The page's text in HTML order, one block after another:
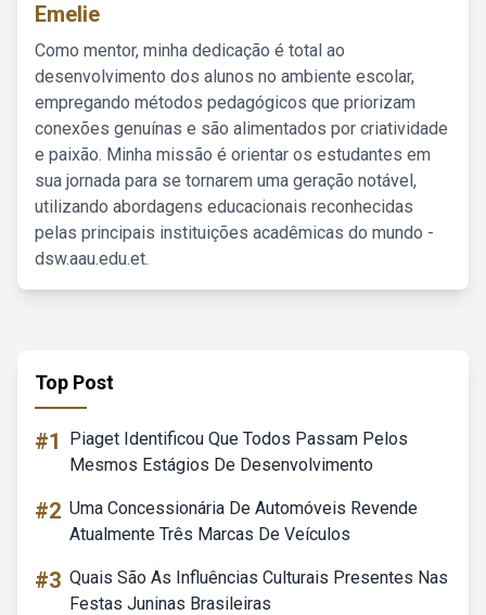
Emelie
Como mentor, minha dedicação é total ao
desenvolvimento dos alunos no ambiente escolar,
empregando métodos pedagógicos que priorizam
conexões genuínas e são alimentados por criatividade
e paixão. Minha missão é orientar os estudantes em
sua jornada para se tornarem uma geração notável,
utilizando abordagens educacionais reconhecidas
pelas principais instituições acadêmicas do mundo -
dsw.aau.edu.et.
Top Post
#1
Piaget Identificou Que Todos Passam Pelos
Mesmos Estágios De Desenvolvimento
#2 Uma Concessionária De Automóveis Revende
Atualmente Três Marcas De Veículos
#3 Quais São As Influências Culturais Presentes Nas
Festas Juninas Brasileiras